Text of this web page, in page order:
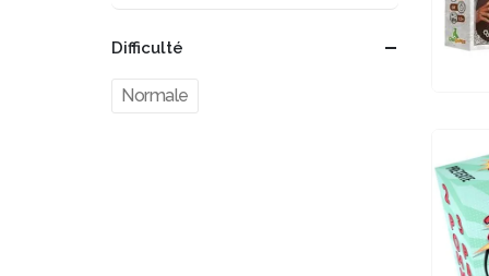
Difficulté
Normale